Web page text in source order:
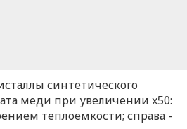
синтетического
меди при увеличении x50:
теплоемкости; справа -